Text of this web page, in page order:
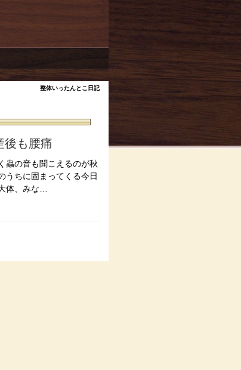
整体いったんとこ日記
後も腰痛
蟲の音も聞こえるのが秋
うちに固まってくる今日
体、みな…